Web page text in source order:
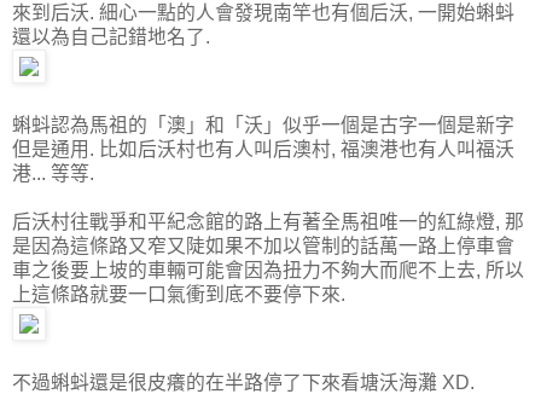
來到后沃. 細心一點的人會發現南竿也有個后沃, 一開始蝌蚪
還以為自己記錯地名了.
蝌蚪認為馬祖的「澳」和「沃」似乎一個是古字一個是新字
但是通用. 比如后沃村也有人叫后澳村, 福澳港也有人叫福沃
港... 等等.
后沃村往戰爭和平紀念館的路上有著全馬祖唯一的紅綠燈, 那
是因為這條路又窄又陡如果不加以管制的話萬一路上停車會
車之後要上坡的車輛可能會因為扭力不夠大而爬不上去, 所以
上這條路就要一口氣衝到底不要停下來.
不過蝌蚪還是很皮癢的在半路停了下來看塘沃海灘 XD.